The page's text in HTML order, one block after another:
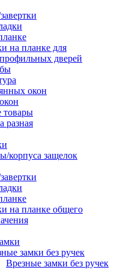
на планке для
дверей
окон
товары
разная
корпуса защелок
на планке общего
замки без ручек
Врезные замки без ручек